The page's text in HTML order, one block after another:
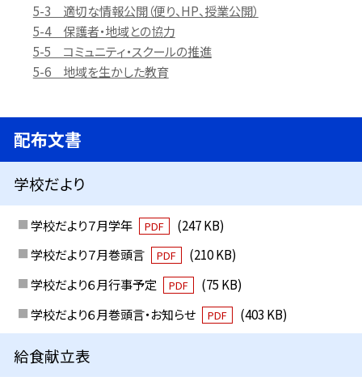
5-3 適切な情報公開（便り、HP、授業公開）
5-4 保護者・地域との協力
5-5 コミュニティ・スクールの推進
5-6 地域を生かした教育
配布文書
学校だより
学校だより７月学年 PDF
(247 KB)
学校だより７月巻頭言
PDF
(210 KB)
学校だより６月行事予定
PDF
(75 KB)
学校だより６月巻頭言・お知らせ
PDF (403 KB)
給食献立表